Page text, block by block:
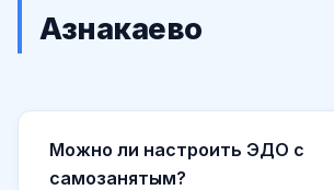
Азнакаево
Можно ли настроить ЭДО с
самозанятым?